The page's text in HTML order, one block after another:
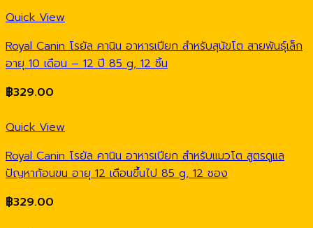
Quick View
Royal Canin โรยัล คานิน อาหารเปียก สำหรับสุนัขโต สายพันธุ์เล็ก
อายุ 10 เดือน – 12 ปี 85 g, 12 ชิ้น
฿329.00
Quick View
Royal Canin โรยัล คานิน อาหารเปียก สำหรับแมวโต สูตรดูแล
ปัญหาก้อนขน อายุ 12 เดือนขึ้นไป 85 g, 12 ซอง
฿329.00